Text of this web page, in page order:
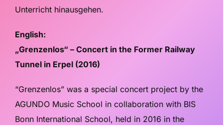
Unterricht hinausgehen.
English:
„Grenzenlos“ – Concert in the Former Railway
Tunnel in Erpel (2016)
“Grenzenlos” was a special concert project by the
AGUNDO Music School in collaboration with BIS
Bonn International School, held in 2016 in the